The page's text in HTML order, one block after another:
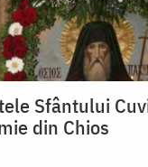
Sfântului
din Chios